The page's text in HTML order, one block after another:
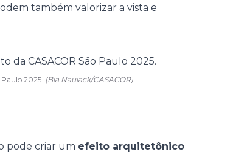
também valorizar a vista e
2025. (Bia Nauiack/CASACOR)
pode criar um efeito arquitetônico